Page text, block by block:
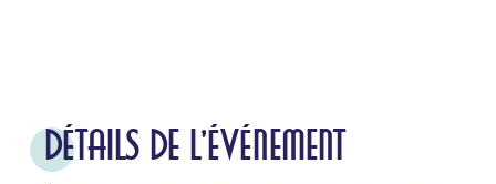
DÉTAILS DE L'ÉVÉNEMENT